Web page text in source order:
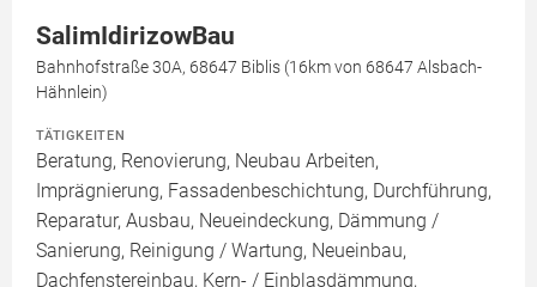
SalimIdirizowBau
Bahnhofstraße 30A, 68647 Biblis (16km von 68647 Alsbach-
Hähnlein)
TÄTIGKEITEN
Beratung, Renovierung, Neubau Arbeiten,
Imprägnierung, Fassadenbeschichtung, Durchführung,
Reparatur, Ausbau, Neueindeckung, Dämmung /
Sanierung, Reinigung / Wartung, Neueinbau,
Dachfenstereinbau, Kern- / Einblasdämmung,